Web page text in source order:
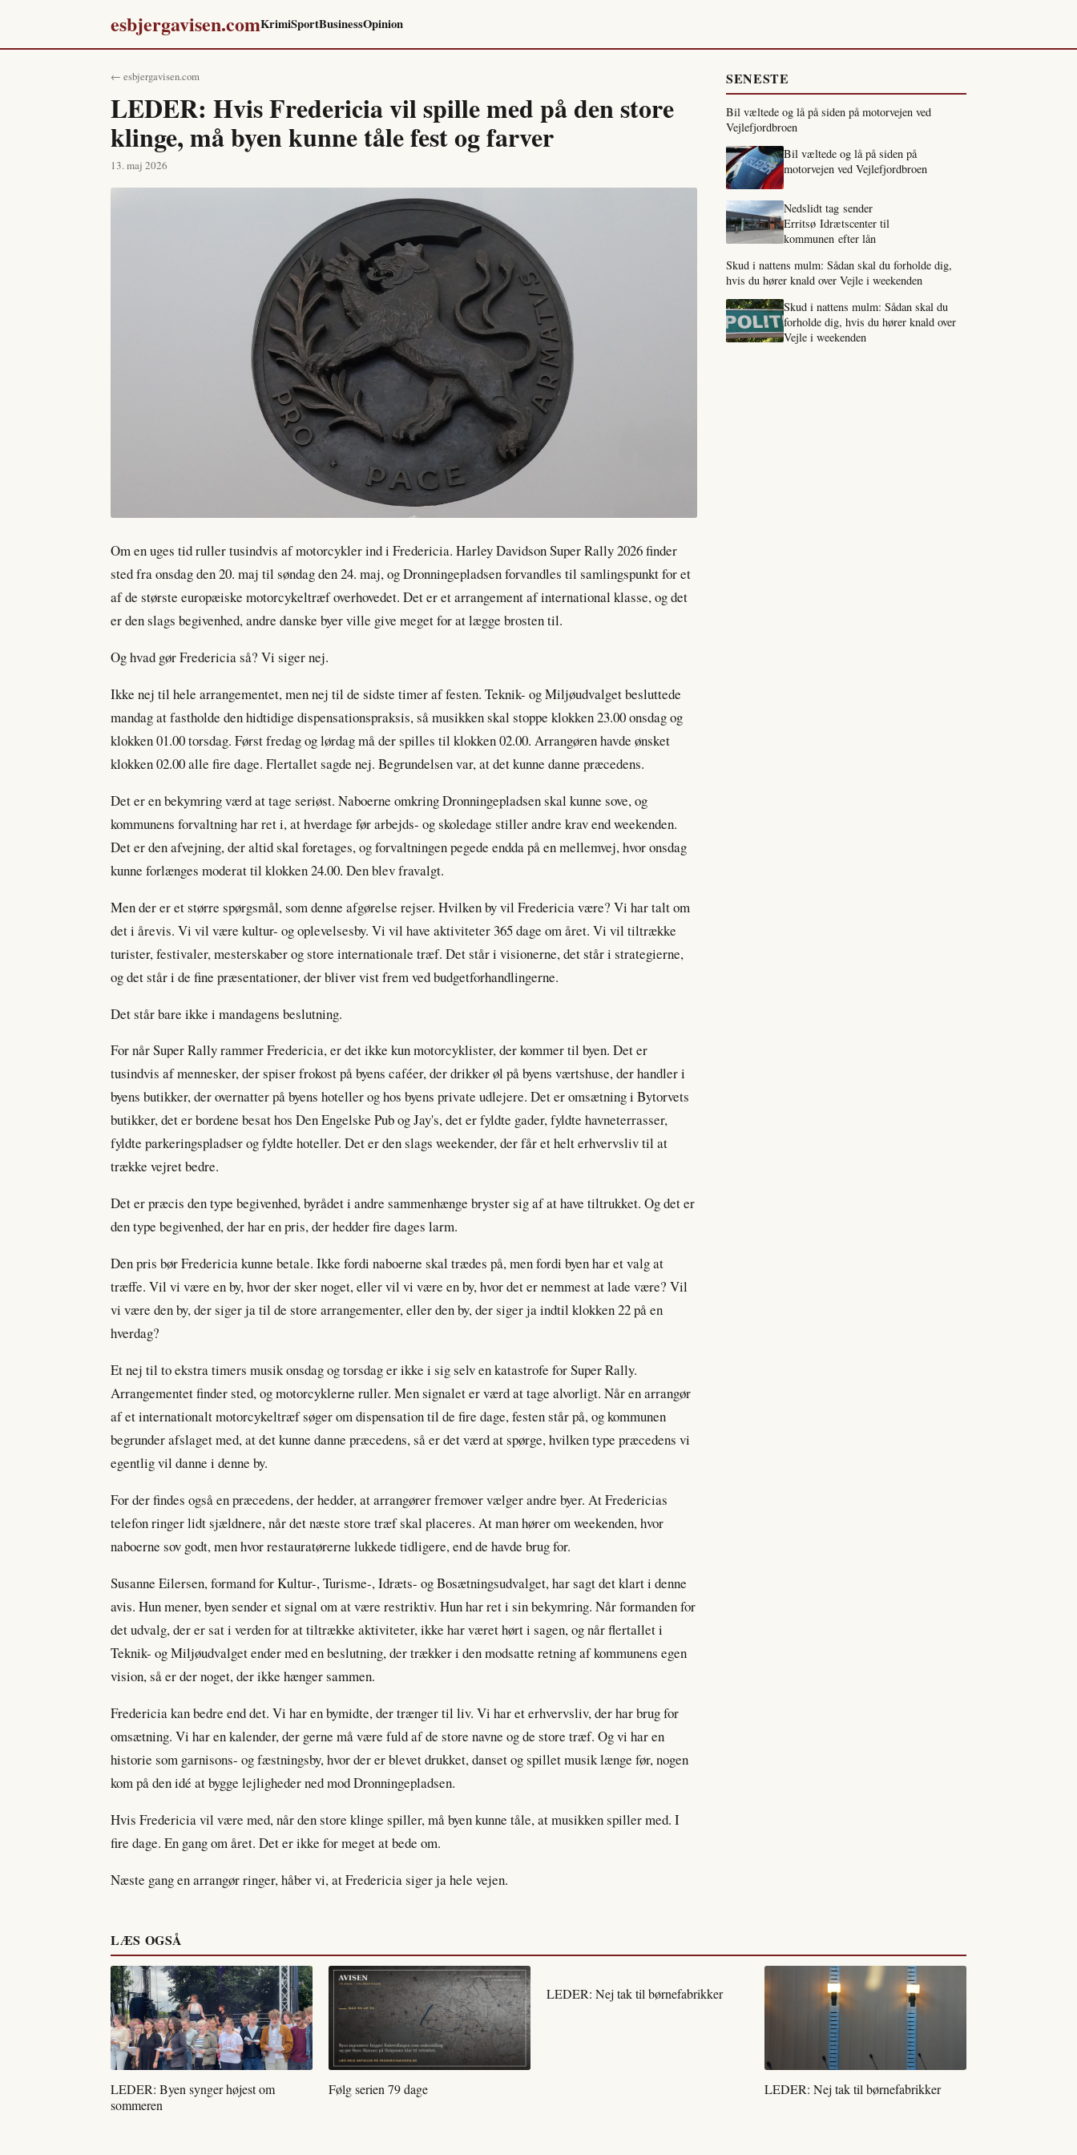
esbjergavisen.comKrimiSportBusinessOpinion
← esbjergavisen.com
LEDER: Hvis Fredericia vil spille med på den store
klinge, må byen kunne tåle fest og farver
13. maj 2026
Om en uges tid ruller tusindvis af motorcykler ind i Fredericia. Harley Davidson Super Rally 2026 finder
sted fra onsdag den 20. maj til søndag den 24. maj, og Dronningepladsen forvandles til samlingspunkt for et
af de største europæiske motorcykeltræf overhovedet. Det er et arrangement af international klasse, og det
er den slags begivenhed, andre danske byer ville give meget for at lægge brosten til.
Og hvad gør Fredericia så? Vi siger nej.
Ikke nej til hele arrangementet, men nej til de sidste timer af festen. Teknik- og Miljøudvalget besluttede
mandag at fastholde den hidtidige dispensationspraksis, så musikken skal stoppe klokken 23.00 onsdag og
klokken 01.00 torsdag. Først fredag og lørdag må der spilles til klokken 02.00. Arrangøren havde ønsket
klokken 02.00 alle fire dage. Flertallet sagde nej. Begrundelsen var, at det kunne danne præcedens.
Det er en bekymring værd at tage seriøst. Naboerne omkring Dronningepladsen skal kunne sove, og
kommunens forvaltning har ret i, at hverdage før arbejds- og skoledage stiller andre krav end weekenden.
Det er den afvejning, der altid skal foretages, og forvaltningen pegede endda på en mellemvej, hvor onsdag
kunne forlænges moderat til klokken 24.00. Den blev fravalgt.
Men der er et større spørgsmål, som denne afgørelse rejser. Hvilken by vil Fredericia være? Vi har talt om
det i årevis. Vi vil være kultur- og oplevelsesby. Vi vil have aktiviteter 365 dage om året. Vi vil tiltrække
turister, festivaler, mesterskaber og store internationale træf. Det står i visionerne, det står i strategierne,
og det står i de fine præsentationer, der bliver vist frem ved budgetforhandlingerne.
Det står bare ikke i mandagens beslutning.
For når Super Rally rammer Fredericia, er det ikke kun motorcyklister, der kommer til byen. Det er
tusindvis af mennesker, der spiser frokost på byens caféer, der drikker øl på byens værtshuse, der handler i
byens butikker, der overnatter på byens hoteller og hos byens private udlejere. Det er omsætning i Bytorvets
butikker, det er bordene besat hos Den Engelske Pub og Jay's, det er fyldte gader, fyldte havneterrasser,
fyldte parkeringspladser og fyldte hoteller. Det er den slags weekender, der får et helt erhvervsliv til at
trække vejret bedre.
Det er præcis den type begivenhed, byrådet i andre sammenhænge bryster sig af at have tiltrukket. Og det er
den type begivenhed, der har en pris, der hedder fire dages larm.
Den pris bør Fredericia kunne betale. Ikke fordi naboerne skal trædes på, men fordi byen har et valg at
træffe. Vil vi være en by, hvor der sker noget, eller vil vi være en by, hvor det er nemmest at lade være? Vil
vi være den by, der siger ja til de store arrangementer, eller den by, der siger ja indtil klokken 22 på en
hverdag?
Et nej til to ekstra timers musik onsdag og torsdag er ikke i sig selv en katastrofe for Super Rally.
Arrangementet finder sted, og motorcyklerne ruller. Men signalet er værd at tage alvorligt. Når en arrangør
af et internationalt motorcykeltræf søger om dispensation til de fire dage, festen står på, og kommunen
begrunder afslaget med, at det kunne danne præcedens, så er det værd at spørge, hvilken type præcedens vi
egentlig vil danne i denne by.
For der findes også en præcedens, der hedder, at arrangører fremover vælger andre byer. At Fredericias
telefon ringer lidt sjældnere, når det næste store træf skal placeres. At man hører om weekenden, hvor
naboerne sov godt, men hvor restauratørerne lukkede tidligere, end de havde brug for.
Susanne Eilersen, formand for Kultur-, Turisme-, Idræts- og Bosætningsudvalget, har sagt det klart i denne
avis. Hun mener, byen sender et signal om at være restriktiv. Hun har ret i sin bekymring. Når formanden for
det udvalg, der er sat i verden for at tiltrække aktiviteter, ikke har været hørt i sagen, og når flertallet i
Teknik- og Miljøudvalget ender med en beslutning, der trækker i den modsatte retning af kommunens egen
vision, så er der noget, der ikke hænger sammen.
Fredericia kan bedre end det. Vi har en bymidte, der trænger til liv. Vi har et erhvervsliv, der har brug for
omsætning. Vi har en kalender, der gerne må være fuld af de store navne og de store træf. Og vi har en
historie som garnisons- og fæstningsby, hvor der er blevet drukket, danset og spillet musik længe før, nogen
kom på den idé at bygge lejligheder ned mod Dronningepladsen.
Hvis Fredericia vil være med, når den store klinge spiller, må byen kunne tåle, at musikken spiller med. I
fire dage. En gang om året. Det er ikke for meget at bede om.
Næste gang en arrangør ringer, håber vi, at Fredericia siger ja hele vejen.
SENESTE
Bil væltede og lå på siden på motorvejen ved
Vejlefjordbroen
Bil væltede og lå på siden på
motorvejen ved Vejlefjordbroen
Nedslidt tag sender
Erritsø Idrætscenter til
kommunen efter lån
Skud i nattens mulm: Sådan skal du forholde dig,
hvis du hører knald over Vejle i weekenden
Skud i nattens mulm: Sådan skal du
forholde dig, hvis du hører knald over
Vejle i weekenden
LÆS OGSÅ
LEDER: Byen synger højest om
sommeren
Følg serien 79 dage
LEDER: Nej tak til børnefabrikker
LEDER: Nej tak til børnefabrikker